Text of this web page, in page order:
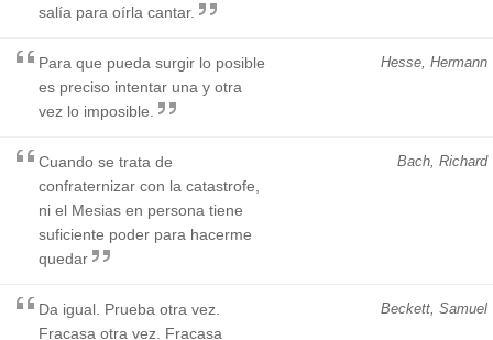
salía para oírla cantar.
Hesse, Hermann
Para que pueda surgir lo posible
es preciso intentar una y otra
vez lo imposible.
Bach, Richard
Cuando se trata de
confraternizar con la catastrofe,
ni el Mesias en persona tiene
suficiente poder para hacerme
quedar
Beckett, Samuel
Da igual. Prueba otra vez.
Fracasa otra vez. Fracasa